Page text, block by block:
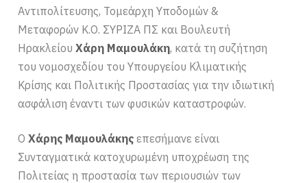
Αντιπολίτευσης, Τομεάρχη Υποδομών &
Μεταφορών Κ.Ο. ΣΥΡΙΖΑ ΠΣ και Βουλευτή
ΗρακλείουΧάρη Μαμουλάκη, κατά τη συζήτηση
του νομοσχεδίου του Υπουργείου Κλιματικής
Κρίσης και Πολιτικής Προστασίας για την ιδιωτική
ασφάλιση έναντι των φυσικών καταστροφών.
ΟΧάρης Μαμουλάκης επεσήμανε είναι
Συνταγματικά κατοχυρωμένη υποχρέωση της
Πολιτείας η προστασία των περιουσιών των